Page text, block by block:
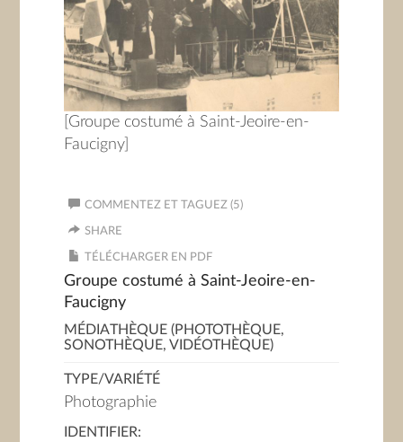
[Groupe costumé à Saint-Jeoire-en-
Faucigny]
COMMENTEZ ET TAGUEZ (5)
SHARE
TÉLÉCHARGER EN PDF
Groupe costumé à Saint-Jeoire-en-
Faucigny
MÉDIATHÈQUE (PHOTOTHÈQUE,
SONOTHÈQUE, VIDÉOTHÈQUE)
TYPE/VARIÉTÉ
Photographie
IDENTIFIER: